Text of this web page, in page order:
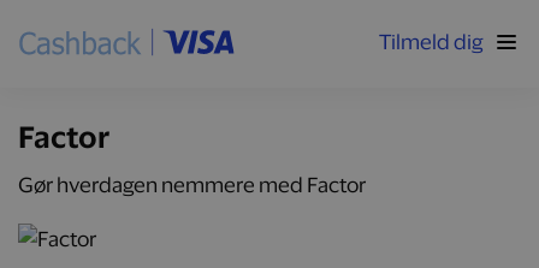
Tilmeld dig
Factor
Gør hverdagen nemmere med Factor